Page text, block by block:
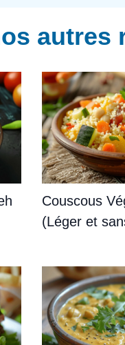
autres
Couscous
(Léger et